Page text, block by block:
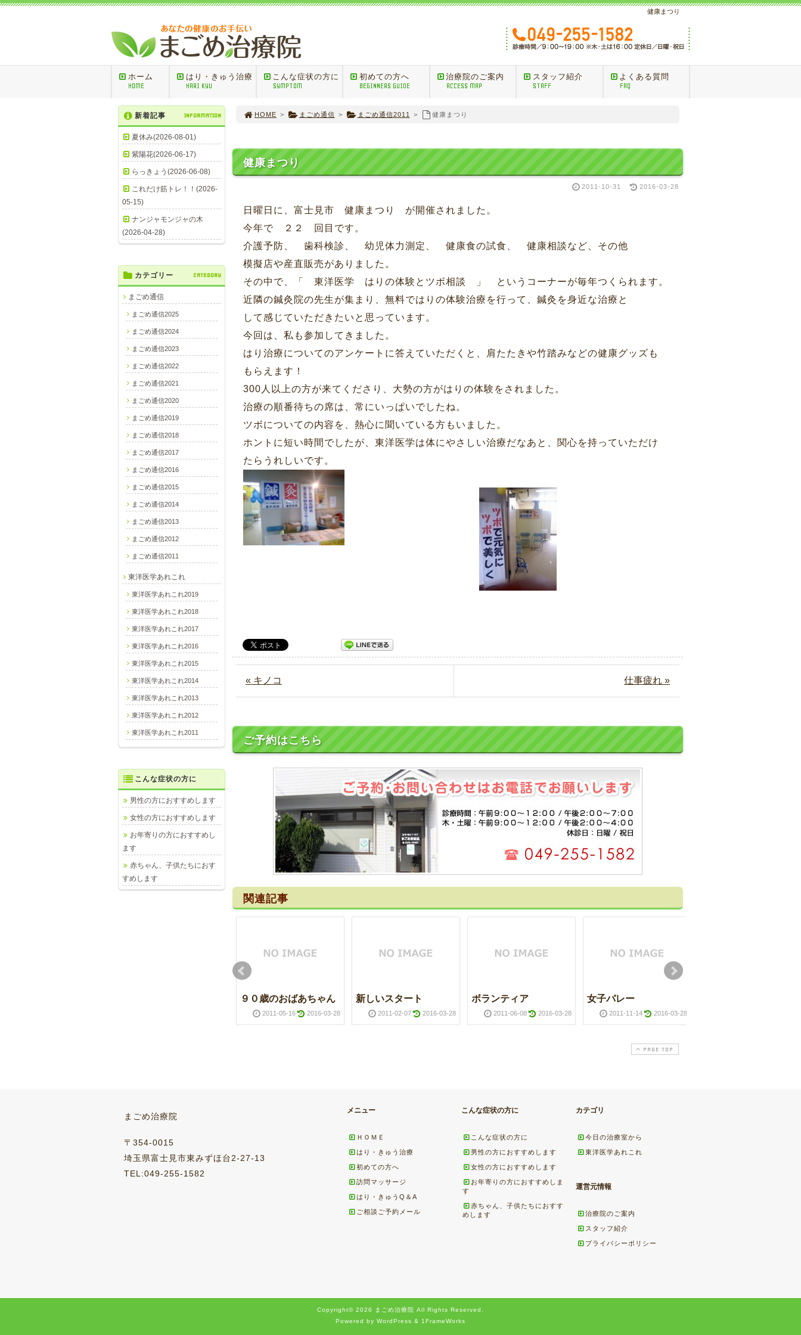
健康まつり
ホーム
HOME
はり・きゅう治療
HARI KYU
こんな症状の方に
SYMPTOM
初めての方へ
BEGINNERS GUIDE
治療院のご案内
ACCESS MAP
スタッフ紹介
STAFF
よくある質問
FAQ
HOME > まごめ通信 > まごめ通信2011 > 健康まつり
健康まつり
2011-10-31 2016-03-28
日曜日に、富士見市 健康まつり が開催されました。
今年で ２２ 回目です。
介護予防、 歯科検診、 幼児体力測定、 健康食の試食、 健康相談など、その他
模擬店や産直販売がありました。
その中で、「 東洋医学 はりの体験とツボ相談 」 というコーナーが毎年つくられます。
近隣の鍼灸院の先生が集まり、無料ではりの体験治療を行って、鍼灸を身近な治療と
して感じていただきたいと思っています。
今回は、私も参加してきました。
はり治療についてのアンケートに答えていただくと、肩たたきや竹踏みなどの健康グッズも
もらえます！
300人以上の方が来てくださり、大勢の方がはりの体験をされました。
治療の順番待ちの席は、常にいっぱいでしたね。
ツボについての内容を、熱心に聞いている方もいました。
ホントに短い時間でしたが、東洋医学は体にやさしい治療だなあと、関心を持っていただけ
たらうれしいです。
« キノコ 仕事疲れ »
ご予約はこちら
関連記事
９０歳のおばあちゃん
2011-05-16 2016-03-28
新しいスタート
2011-02-07 2016-03-28
ボランティア
2011-06-08 2016-03-28
女子バレー
2011-11-14 2016-03-28
2011-10-19
PAGE TOP
新着記事 INFORMATION
夏休み(2026-08-01)
紫陽花(2026-06-17)
らっきょう(2026-06-08)
これだけ筋トレ！！(2026-
05-15)
ナンジャモンジャの木
(2026-04-28)
カテゴリー CATEGORY
まごめ通信
まごめ通信2025
まごめ通信2024
まごめ通信2023
まごめ通信2022
まごめ通信2021
まごめ通信2020
まごめ通信2019
まごめ通信2018
まごめ通信2017
まごめ通信2016
まごめ通信2015
まごめ通信2014
まごめ通信2013
まごめ通信2012
まごめ通信2011
東洋医学あれこれ
東洋医学あれこれ2019
東洋医学あれこれ2018
東洋医学あれこれ2017
東洋医学あれこれ2016
東洋医学あれこれ2015
東洋医学あれこれ2014
東洋医学あれこれ2013
東洋医学あれこれ2012
東洋医学あれこれ2011
こんな症状の方に
男性の方におすすめします
女性の方におすすめします
お年寄りの方におすすめし
ます
赤ちゃん、子供たちにおす
すめします
まごめ治療院
〒354-0015
埼玉県富士見市東みずほ台2-27-13
TEL:049-255-1582
メニュー
ＨＯＭＥ
はり・きゅう治療
初めての方へ
訪問マッサージ
はり・きゅうQ＆A
ご相談ご予約メール
こんな症状の方に
こんな症状の方に
男性の方におすすめします
女性の方におすすめします
お年寄りの方におすすめしま
す
赤ちゃん、子供たちにおすす
めします
カテゴリ
今日の治療室から
東洋医学あれこれ
運営元情報
治療院のご案内
スタッフ紹介
プライバシーポリシー
Copyright© 2026 まごめ治療院 All Rights Reserved.
Powered by WordPress & 1FrameWorks